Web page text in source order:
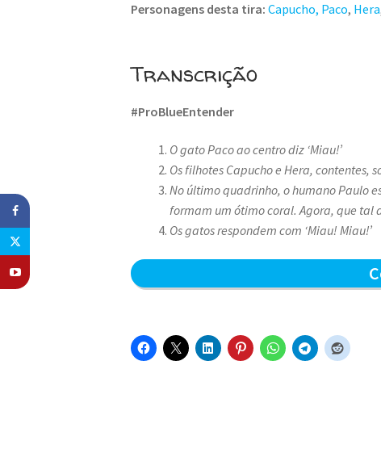
Personagens desta tira: Capucho, Paco, Hera
Transcrição
#ProBlueEntender
O gato Paco ao centro diz ‘Miau!’
Os filhotes Capucho e Hera, contentes,
No último quadrinho, o humano Paulo
formam um ótimo coral. Agora, que tal
Os gatos respondem com ‘Miau! Miau!’